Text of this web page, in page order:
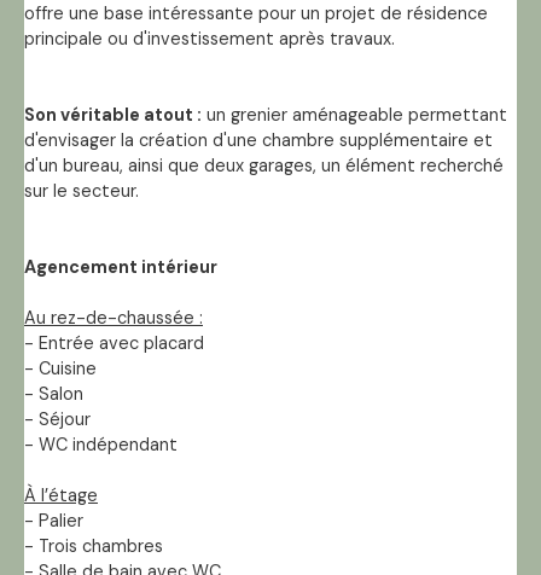
offre une base intéressante pour un projet de résidence
principale ou d'investissement après travaux.
Son véritable atout : un grenier aménageable permettant
d'envisager la création d'une chambre supplémentaire et
d'un bureau, ainsi que deux garages, un élément recherché
sur le secteur.
Agencement intérieur
Au rez-de-chaussée :
- Entrée avec placard
- Cuisine
- Salon
- Séjour
- WC indépendant
À l’étage
- Palier
- Trois chambres